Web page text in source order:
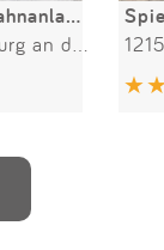
Spielplatz Lahnanlagen 3.04